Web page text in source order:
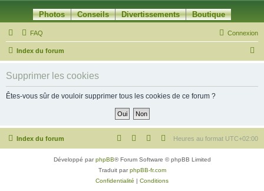
Photos Conseils Divertissements Boutique
FAQ Connexion
Index du forum
h
Supprimer les cookies
Êtes-vous sûr de vouloir supprimer tous les cookies de ce forum ?
Index du forum Heures au format UTC+02:00
Développé parphpBB® Forum Software © phpBB Limited
Traduit parphpBB-fr.com
Confidentialité | Conditions